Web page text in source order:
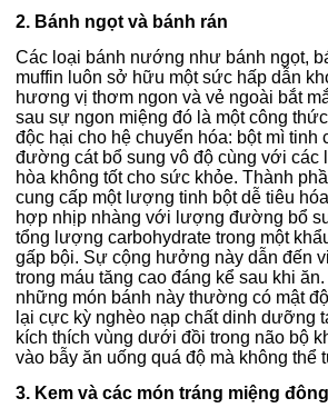
2. Bánh ngọt và bánh rán
Các loại bánh nướng như bánh ngọt,
muffin luôn sở hữu một sức hấp dẫn
hương vị thơm ngon và vẻ ngoài bắt
sau sự ngon miệng đó là một công
độc hại cho hệ chuyển hóa: bột mì tinh
đường cát bổ sung vô độ cùng với các
hòa không tốt cho sức khỏe. Thành
cung cấp một lượng tinh bột dễ tiêu
hợp nhịp nhàng với lượng đường bổ
tổng lượng carbohydrate trong một
gấp bội. Sự cộng hưởng này dẫn đến
trong máu tăng cao đáng kể sau khi
những món bánh này thường có mật
lại cực kỳ nghèo nạp chất dinh dưỡng
kích thích vùng dưới đồi trong não bộ
vào bẫy ăn uống quá độ mà không thể
3. Kem và các món tráng miệng